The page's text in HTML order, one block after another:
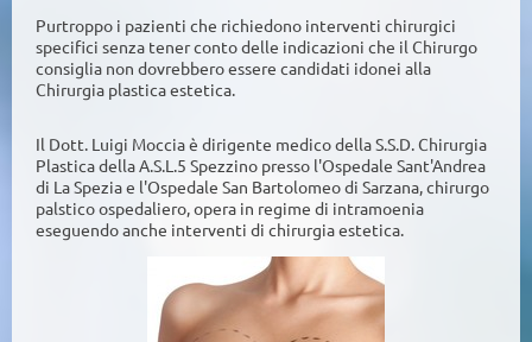
Purtroppo i pazienti che richiedono interventi chirurgici
specifici senza tener conto delle indicazioni che il Chirurgo
consiglia non dovrebbero essere candidati idonei alla
Chirurgia plastica estetica.
Il Dott. Luigi Moccia è dirigente medico della S.S.D. Chirurgia
Plastica della A.S.L.5 Spezzino presso l'Ospedale Sant'Andrea
di La Spezia e l'Ospedale San Bartolomeo di Sarzana, chirurgo
palstico ospedaliero, opera in regime di intramoenia
eseguendo anche interventi di chirurgia estetica.